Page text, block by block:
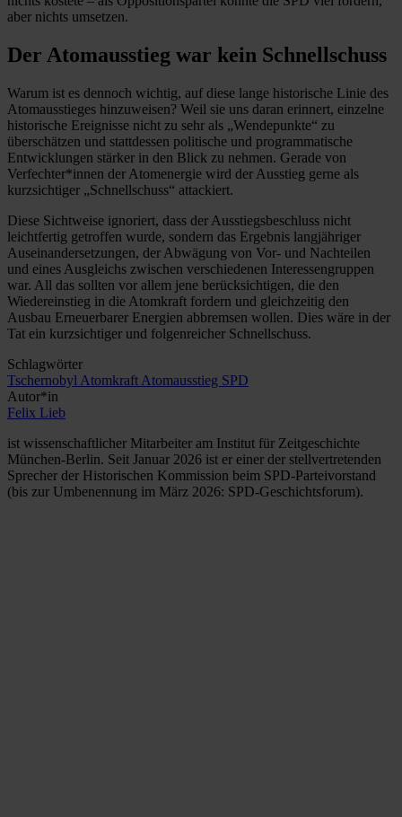
aber nichts umsetzen.
Der Atomausstieg war kein Schnellschuss
Warum ist es dennoch wichtig, auf diese lange historische Linie des
Atomausstieges hinzuweisen? Weil sie uns daran erinnert, einzelne
historische Ereignisse nicht zu sehr als „Wendepunkte“ zu
überschätzen und stattdessen politische und programmatische
Entwicklungen stärker in den Blick zu nehmen. Gerade von
Verfechter*innen der Atomenergie wird der Ausstieg gerne als
kurzsichtiger „Schnellschuss“ attackiert.
Diese Sichtweise ignoriert, dass der Ausstiegsbeschluss nicht
leichtfertig getroffen wurde, sondern das Ergebnis langjähriger
Auseinandersetzungen, der Abwägung von Vor- und Nachteilen
und eines Ausgleichs zwischen verschiedenen Interessengruppen
war. All das sollten vor allem jene berücksichtigen, die den
Wiedereinstieg in die Atomkraft fordern und gleichzeitig den
Ausbau Erneuerbarer Energien abbremsen wollen. Dies wäre in der
Tat ein kurzsichtiger und folgenreicher Schnellschuss.
Schlagwörter
Tschernobyl Atomkraft Atomausstieg SPD
Autor*in
Felix Lieb
ist wissenschaftlicher Mitarbeiter am Institut für Zeitgeschichte
München-Berlin. Seit Januar 2026 ist er einer der stellvertretenden
Sprecher der Historischen Kommission beim SPD-Parteivorstand
(bis zur Umbenennung im März 2026: SPD-Geschichtsforum).